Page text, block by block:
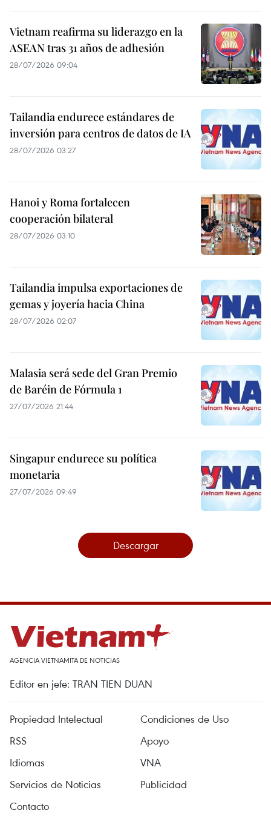
Vietnam reafirma su liderazgo en la
ASEAN tras 31 años de adhesión
28/07/2026 09:04
Tailandia endurece estándares de
inversión para centros de datos de IA
28/07/2026 03:27
Hanoi y Roma fortalecen
cooperación bilateral
28/07/2026 03:10
Tailandia impulsa exportaciones de
gemas y joyería hacia China
28/07/2026 02:07
Malasia será sede del Gran Premio
de Baréin de Fórmula 1
27/07/2026 21:44
Singapur endurece su política
monetaria
27/07/2026 09:49
Descargar
AGENCIA VIETNAMITA DE NOTICIAS
Editor en jefe: TRAN TIEN DUAN
Propiedad Intelectual
Condiciones de Uso
RSS
Apoyo
Idiomas
VNA
Servicios de Noticias
Publicidad
Contacto